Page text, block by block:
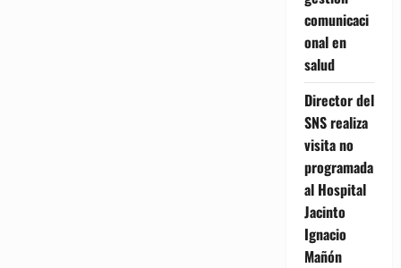
comunicaci
onal en
salud
Director del
SNS realiza
visita no
programada
al Hospital
Jacinto
Ignacio
Mañón